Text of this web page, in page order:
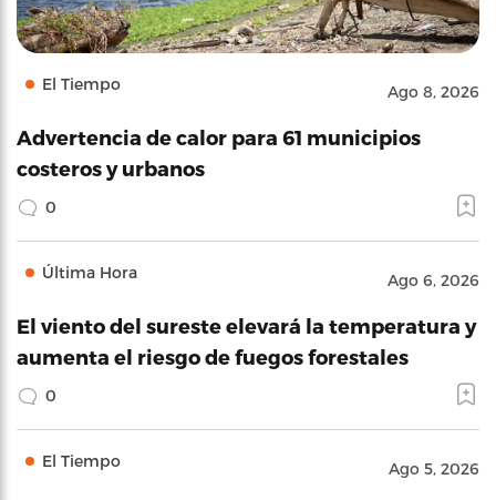
El Tiempo Ago 8, 2026
Advertencia de calor para 61 municipios
costeros y urbanos
0
Última Hora Ago 6, 2026
El viento del sureste elevará la temperatura y
aumenta el riesgo de fuegos forestales
0
El Tiempo Ago 5, 2026